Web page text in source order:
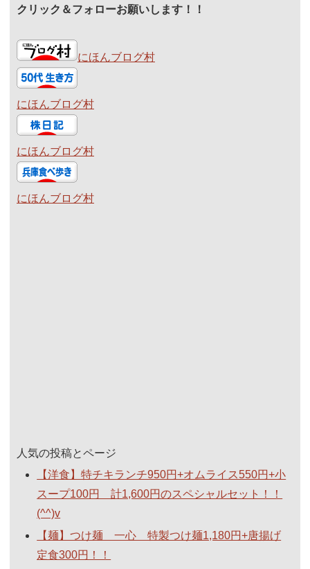
クリック＆フォローお願いします！！
にほんブログ村
にほんブログ村
にほんブログ村
にほんブログ村
人気の投稿とページ
【洋食】特チキランチ950円+オムライス550円+小
スープ100円 計1,600円のスペシャルセット！！
(^^)v
【麺】つけ麺 一心 特製つけ麺1,180円+唐揚げ
定食300円！！